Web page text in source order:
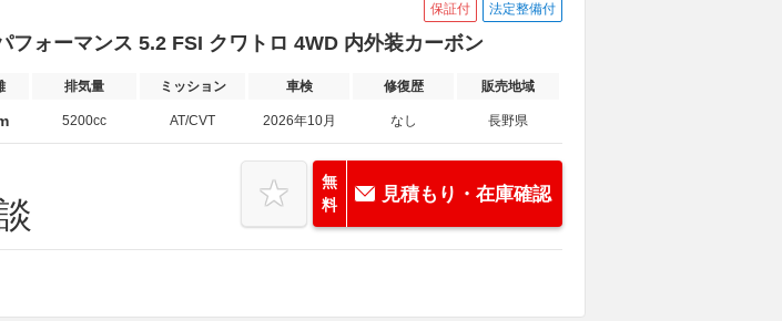
保証付 法定整備付
フォーマンス 5.2 FSI クワトロ 4WD 内外装カーボン
排気量 ミッション 車検 修復歴 販売地域
5200cc AT/CVT 2026年10月 なし 長野県
無
料
見積もり・在庫確認